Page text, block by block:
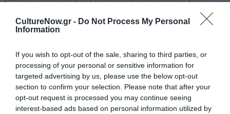
CultureNow.gr - Do Not Process My Personal
Information
If you wish to opt-out of the sale, sharing to third parties, or
processing of your personal or sensitive information for
targeted advertising by us, please use the below opt-out
section to confirm your selection. Please note that after your
opt-out request is processed you may continue seeing
interest-based ads based on personal information utilized by
Ακολουθήστε το Culturenow.gr στο
Δείτε όλα τατελευταία νέαγια την Τέχνη και τον
Πολιτισμό στοCulturenow.gr
Νέοι Διαγωνισμοί❯